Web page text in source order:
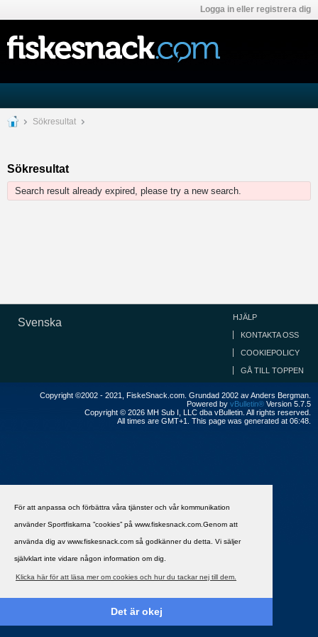
För att anpassa och förbättra våra tjänster och vår kommunikation
använder Sportfiskarna ”cookies” på www.fiskesnack.com.Genom att
använda dig av www.fiskesnack.com så godkänner du detta. Vi säljer
självklart inte vidare någon information om dig.
Klicka här för att läsa mer om cookies och hur du tackar nej till dem.
Det är okej
Logga in eller registrera dig
Sökresultat
Sökresultat
Search result already expired, please try a new search.
Svenska HJÄLP
KONTAKTA OSS
COOKIEPOLICY
GÅ TILL TOPPEN
Copyright ©2002 - 2021, FiskeSnack.com. Grundad 2002 av Anders Bergman.
Powered by vBulletin® Version 5.7.5
Copyright © 2026 MH Sub I, LLC dba vBulletin. All rights reserved.
All times are GMT+1. This page was generated at 06:48.